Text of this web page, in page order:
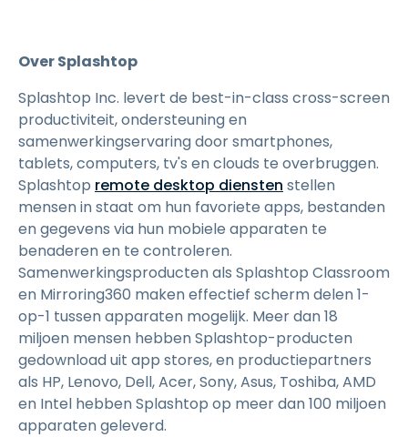
Over Splashtop
Splashtop Inc. levert de best-in-class cross-screen
productiviteit, ondersteuning en
samenwerkingservaring door smartphones,
tablets, computers, tv's en clouds te overbruggen.
Splashtop remote desktop diensten stellen
mensen in staat om hun favoriete apps, bestanden
en gegevens via hun mobiele apparaten te
benaderen en te controleren.
Samenwerkingsproducten als Splashtop Classroom
en Mirroring360 maken effectief scherm delen 1-
op-1 tussen apparaten mogelijk. Meer dan 18
miljoen mensen hebben Splashtop-producten
gedownload uit app stores, en productiepartners
als HP, Lenovo, Dell, Acer, Sony, Asus, Toshiba, AMD
en Intel hebben Splashtop op meer dan 100 miljoen
apparaten geleverd.